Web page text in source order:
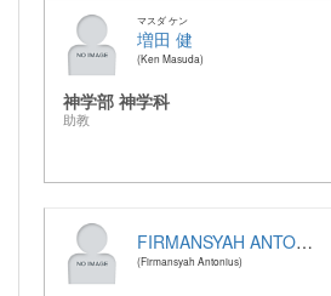
マスダ ケン
増田 健
Ken Masuda
神学部 神学科
助教
FIRMANSYAH ANTONIUS
Firmansyah Antonius